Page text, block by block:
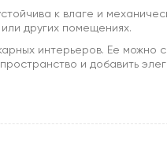
к влаге и
других помещениях.
интерьеров. Ее
и добавить